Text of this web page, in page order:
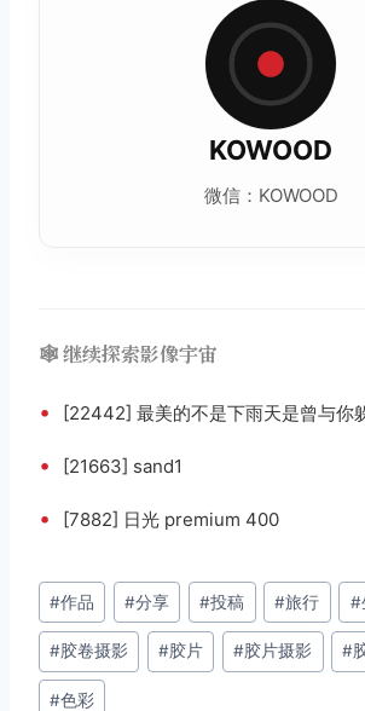
KOWOOD
微信：KOWOOD
🕸️ 继续探索影像宇宙
• [22442] 最美的不是下雨天是曾与你
• [21663] sand1
• [7882] 日光 premium 400
文
章
标
签：
#作品 #分享 #投稿 #旅行 #
#胶卷摄影 #胶片 #胶片摄影 #
#色彩